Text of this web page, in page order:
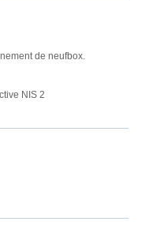
de neufbox.
NIS 2